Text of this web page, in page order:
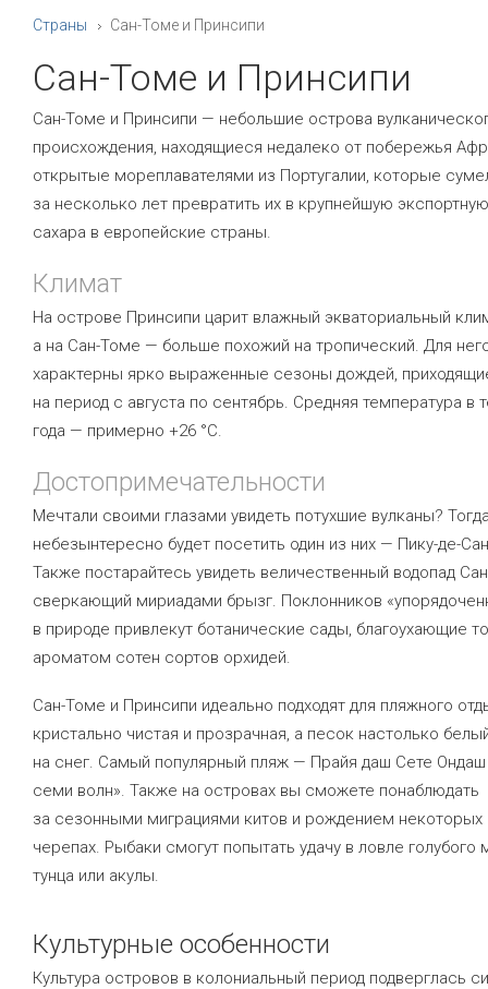
Страны Сан-Томе и Принсипи
Сан-Томе и Принсипи
Сан-Томе и Принсипи — небольшие острова
происхождения, находящиеся недалеко от побережья
открытые мореплавателями из Португалии, которые
за несколько лет превратить их в крупнейшую
сахара в европейские страны.
Климат
На острове Принсипи царит влажный экваториальный
а на Сан-Томе — больше похожий на тропический. Для
характерны ярко выраженные сезоны дождей,
на период с августа по сентябрь. Средняя температура в
года — примерно +26 °C.
Достопримечательности
Мечтали своими глазами увидеть потухшие вулканы?
небезынтересно будет посетить один из них — Пику-де-
Также постарайтесь увидеть величественный водопад
сверкающий мириадами брызг. Поклонников
в природе привлекут ботанические сады, благоухающие
ароматом сотен сортов орхидей.
Сан-Томе и Принсипи идеально подходят для пляжного
кристально чистая и прозрачная, а песок настолько
на снег. Самый популярный пляж — Прайя даш Сете
семи волн». Также на островах вы сможете понаблюдать
за сезонными миграциями китов и рождением некоторых
черепах. Рыбаки смогут попытать удачу в ловле голубого
тунца или акулы.
Культурные особенности
Культура островов в колониальный период подверглась